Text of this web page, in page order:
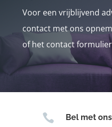
Voor een vrijblijvend
contact met ons
of het contact
 Bel met ons